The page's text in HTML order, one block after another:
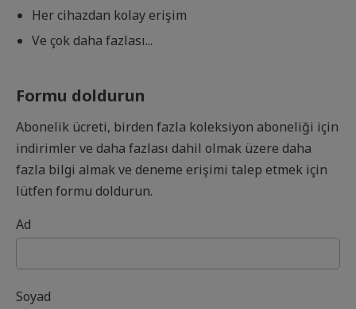
Her cihazdan kolay erişim
Ve çok daha fazlası...
Formu doldurun
Abonelik ücreti, birden fazla koleksiyon aboneliği için
indirimler ve daha fazlası dahil olmak üzere daha
fazla bilgi almak ve deneme erişimi talep etmek için
lütfen formu doldurun.
Ad
Soyad